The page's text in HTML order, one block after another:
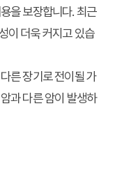
을 보장합니다. 최근
이 더욱 커지고 있습
른 장기로 전이될 가
과 다른 암이 발생하